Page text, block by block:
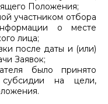
Положения;
участником отбора
о месте
лица;
после даты и (или)
Заявок;
было принято
на цели,